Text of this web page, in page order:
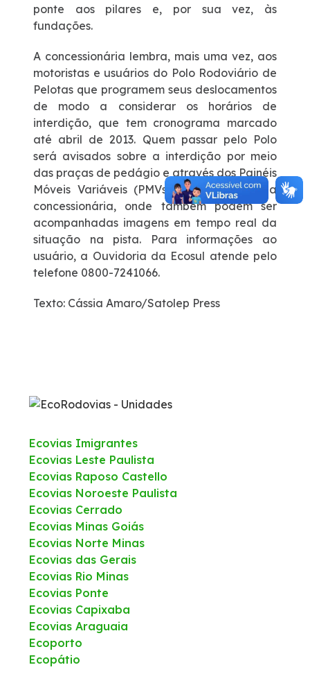
ponte aos pilares e, por sua vez, às
fundações.
A concessionária lembra, mais uma vez, aos
motoristas e usuários do Polo Rodoviário de
Pelotas que programem seus deslocamentos
de modo a considerar os horários de
interdição, que tem cronograma marcado
até abril de 2013. Quem passar pelo Polo
será avisados sobre a interdição por meio
das praças de pedágio e através dos Painéis
Móveis Variáveis (PMVs), twitter e site da
concessionária, onde também podem ser
acompanhadas imagens em tempo real da
situação na pista. Para informações ao
usuário, a Ouvidoria da Ecosul atende pelo
telefone 0800-7241066.
Texto: Cássia Amaro/Satolep Press
Ecovias Imigrantes
Ecovias Leste Paulista
Ecovias Raposo Castello
Ecovias Noroeste Paulista
Ecovias Cerrado
Ecovias Minas Goiás
Ecovias Norte Minas
Ecovias das Gerais
Ecovias Rio Minas
Ecovias Ponte
Ecovias Capixaba
Ecovias Araguaia
Ecoporto
Ecopátio